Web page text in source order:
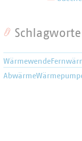
Schlagworte
Wärmewende
Abwärme